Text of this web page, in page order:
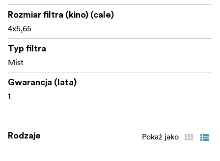
Rozmiar filtra (kino) (cale)
4x5,65
Typ filtra
Mist
Gwarancja (lata)
1
Rodzaje Pokaż jako